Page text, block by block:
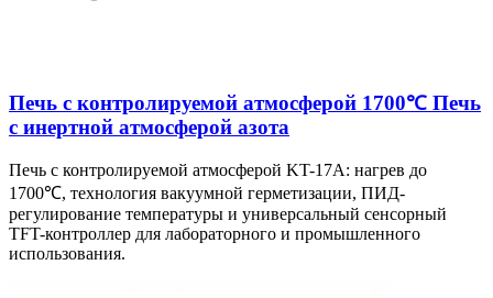
Печь с контролируемой атмосферой 1700℃ Печь
с инертной атмосферой азота
Печь с контролируемой атмосферой KT-17A: нагрев до
1700℃, технология вакуумной герметизации, ПИД-
регулирование температуры и универсальный сенсорный
TFT-контроллер для лабораторного и промышленного
использования.